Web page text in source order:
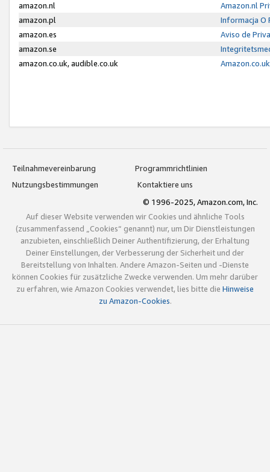
amazon.nl
Amazon.nl
amazon.pl
Informacja O
amazon.es
Aviso de
amazon.se
amazon.co.uk, audible.co.uk
Teilnahmevereinbarung
Programmrichtlinien
Nutzungsbestimmungen
Kontaktiere uns
© 1996-2025, Amazon.com, Inc.
Auf dieser Website verwenden wir Cookies und ähnliche Tools
(zusammenfassend „Cookies“ genannt) nur, um Dir Dienstleistungen
anzubieten, einschließlich Deiner Authentifizierung, der Erhaltung
Deiner Einstellungen, der Verbesserung der Sicherheit und der
Bereitstellung von Inhalten. Andere Amazon-Seiten und -Dienste
können Cookies für zusätzliche Zwecke verwenden. Um mehr darüber
zu erfahren, wie Amazon Cookies verwendet, lies bitte die Hinweise
zu Amazon-Cookies.